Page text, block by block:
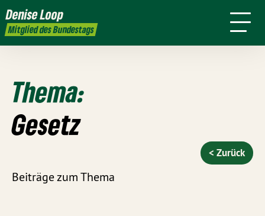
Denise Loop
Mitglied des Bundestags
mich
Thema:
Gesetz
Beiträge zum Thema
< Zurück